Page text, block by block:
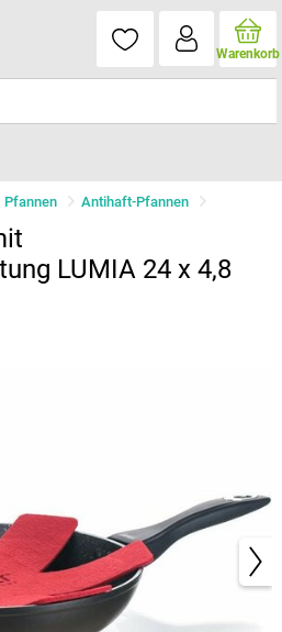
Warenkorb
Pfannen Antihaft-Pfannen
LUMIA 24 x 4,8